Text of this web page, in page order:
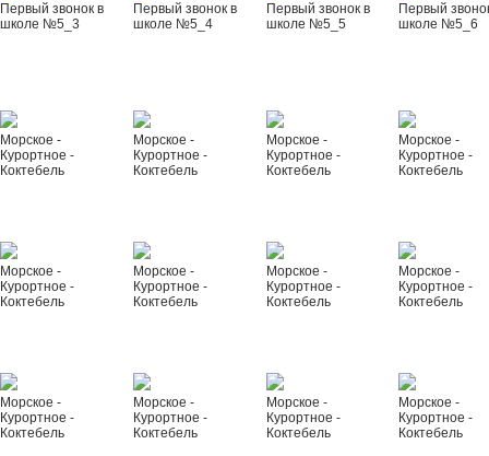
Первый звонок в
школе №5_3
Первый звонок в
школе №5_4
Первый звонок в
школе №5_5
Первый
школе №5_6
Морское -
Курортное -
Коктебель
Морское -
Курортное -
Коктебель
Морское -
Курортное -
Коктебель
Морское -
Курортное -
Коктебель
Морское -
Курортное -
Коктебель
Морское -
Курортное -
Коктебель
Морское -
Курортное -
Коктебель
Морское -
Курортное -
Коктебель
Морское -
Курортное -
Коктебель
Морское -
Курортное -
Коктебель
Морское -
Курортное -
Коктебель
Морское -
Курортное -
Коктебель